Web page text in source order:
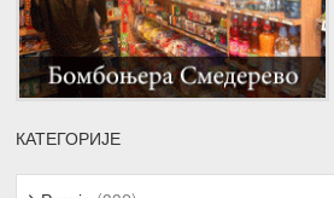
КАТЕГОРИЈЕ